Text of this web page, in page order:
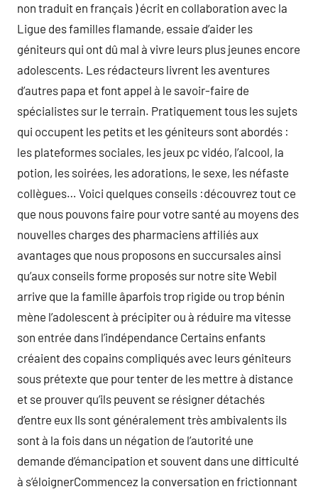
non traduit en français ) écrit en collaboration avec la
Ligue des familles flamande, essaie d’aider les
géniteurs qui ont dû mal à vivre leurs plus jeunes encore
adolescents. Les rédacteurs livrent les aventures
d’autres papa et font appel à le savoir-faire de
spécialistes sur le terrain. Pratiquement tous les sujets
qui occupent les petits et les géniteurs sont abordés :
les plateformes sociales, les jeux pc vidéo, l’alcool, la
potion, les soirées, les adorations, le sexe, les néfaste
collègues… Voici quelques conseils :découvrez tout ce
que nous pouvons faire pour votre santé au moyens des
nouvelles charges des pharmaciens affiliés aux
avantages que nous proposons en succursales ainsi
qu’aux conseils forme proposés sur notre site Webil
arrive que la famille âparfois trop rigide ou trop bénin
mène l’adolescent à précipiter ou à réduire ma vitesse
son entrée dans l’indépendance Certains enfants
créaient des copains compliqués avec leurs géniteurs
sous prétexte que pour tenter de les mettre à distance
et se prouver qu’ils peuvent se résigner détachés
d’entre eux Ils sont généralement très ambivalents ils
sont à la fois dans un négation de l’autorité une
demande d’émancipation et souvent dans une difficulté
à s’éloignerCommencez la conversation en frictionnant